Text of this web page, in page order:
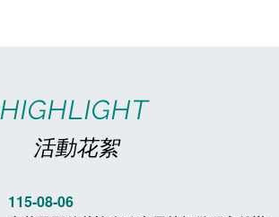
HIGHLIGHT
活動花絮
115-08-06